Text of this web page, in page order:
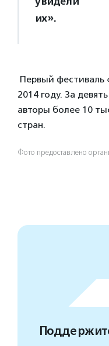
Первый фестиваль
2014 году. За
авторы более 10
стран.
Фото предоставлено